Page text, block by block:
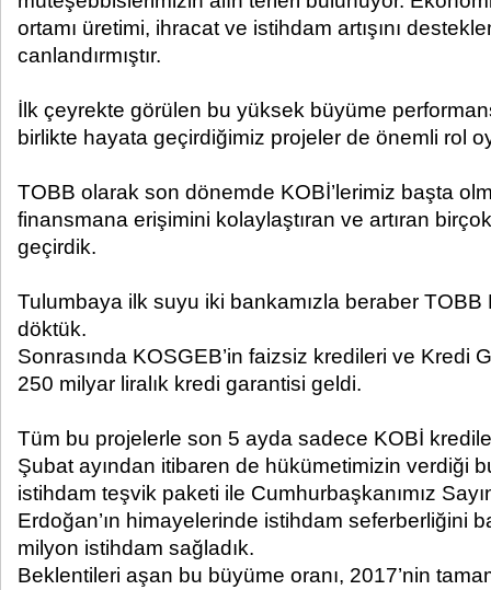
ortamı üretimi, ihracat ve istihdam artışını
canlandırmıştır.
İlk çeyrekte görülen bu yüksek büyüme
birlikte hayata geçirdiğimiz projeler de önemli rol
TOBB olarak son dönemde KOBİ’lerimiz başta
finansmana erişimini kolaylaştıran ve artıran
geçirdik.
Tulumbaya ilk suyu iki bankamızla beraber
döktük.
Sonrasında KOSGEB’in faizsiz kredileri ve Kredi
250 milyar liralık kredi garantisi geldi.
Tüm bu projelerle son 5 ayda sadece KOBİ
Şubat ayından itibaren de hükümetimizin verdiği
istihdam teşvik paketi ile Cumhurbaşkanımız
Erdoğan’ın himayelerinde istihdam seferberliğini
milyon istihdam sağladık.
Beklentileri aşan bu büyüme oranı, 2017’nin